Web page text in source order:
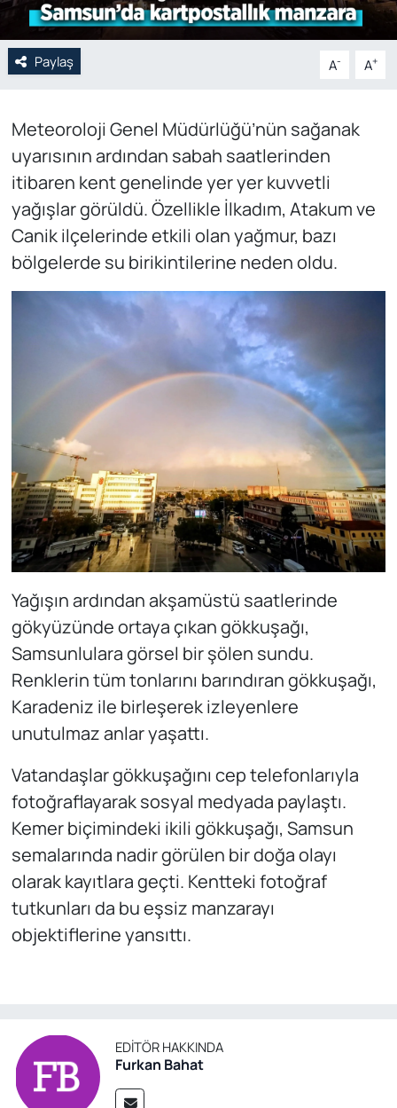
Paylaş A- A+
Meteoroloji Genel Müdürlüğü’nün sağanak
uyarısının ardından sabah saatlerinden
itibaren kent genelinde yer yer kuvvetli
yağışlar görüldü. Özellikle İlkadım, Atakum ve
Canik ilçelerinde etkili olan yağmur, bazı
bölgelerde su birikintilerine neden oldu.
Yağışın ardından akşamüstü saatlerinde
gökyüzünde ortaya çıkan gökkuşağı,
Samsunlulara görsel bir şölen sundu.
Renklerin tüm tonlarını barındıran gökkuşağı,
Karadeniz ile birleşerek izleyenlere
unutulmaz anlar yaşattı.
Vatandaşlar gökkuşağını cep telefonlarıyla
fotoğraflayarak sosyal medyada paylaştı.
Kemer biçimindeki ikili gökkuşağı, Samsun
semalarında nadir görülen bir doğa olayı
olarak kayıtlara geçti. Kentteki fotoğraf
tutkunları da bu eşsiz manzarayı
objektiflerine yansıttı.
EDITÖR HAKKINDA
Furkan Bahat
Siyaset
Spor